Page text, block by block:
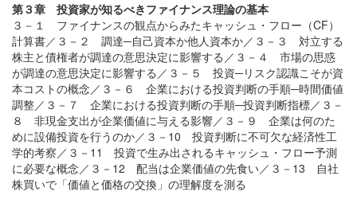
第３章 投資家が知るべきファイナンス理論の基本
３－１ ファイナンスの観点からみたキャッシュ・フロー（CF）
計算書／３－２ 調達─自己資本か他人資本か／３－３ 対立する
株主と債権者が調達の意思決定に影響する／３－４ 市場の思惑
が調達の意思決定に影響する／３－５ 投資─リスク認識こそが資
本コストの概念／３－６ 企業における投資判断の手順─時間価値
調整／３－７ 企業における投資判断の手順─投資判断指標／３－
８ 非現金支出が企業価値に与える影響／３－９ 企業は何のた
めに設備投資を行うのか／３－10 投資判断に不可欠な経済性工
学的考察／３－11 投資で生み出されるキャッシュ・フロー予測
に必要な概念／３－12 配当は企業価値の先食い／３－13 自社
株買いで「価値と価格の交換」の理解度を測る